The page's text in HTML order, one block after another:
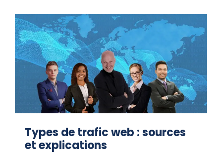
Types de trafic web : sources
et explications